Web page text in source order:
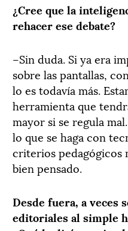
¿Cree que la
rehacer ese debate?
–Sin duda. Si ya era
sobre las pantallas,
lo es todavía más.
herramienta que
mayor si se regula
lo que se haga con
criterios pedagógicos
bien pensado.
Desde fuera, a veces
editoriales al simple